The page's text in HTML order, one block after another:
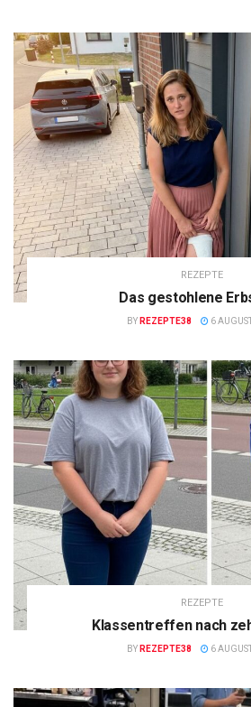
REZEPTE
Das gestohlene
BY REZEPTE38 6
REZEPTE
Klassentreffen nach
BY REZEPTE38 6